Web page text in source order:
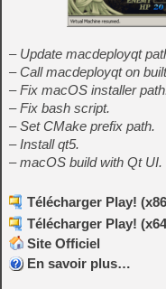
– Update macdeployqt
– Call macdeployqt on
– Fix macOS installer
– Fix bash script.
– Set CMake prefix path.
– Install qt5.
– macOS build with Qt UI.
Télécharger Play!
Télécharger Play!
Site Officiel
En savoir plus…